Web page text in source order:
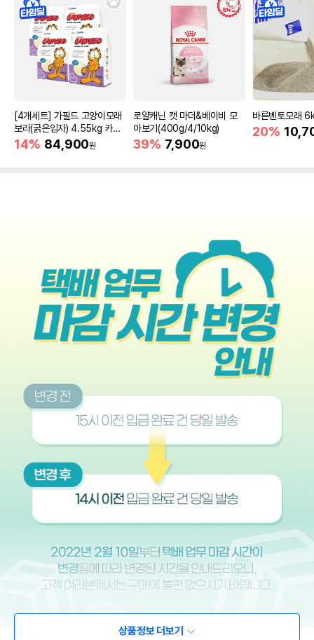
[4개세트] 가필드 고양이모래
보라(굵은입자) 4.55kg 카사
바모래
14% 84,900원
로얄캐닌 캣 마더&베이비 모
아보기(400g/4/10kg)
39% 7,900원
바른벤토모래
20%
상품정보 더보기